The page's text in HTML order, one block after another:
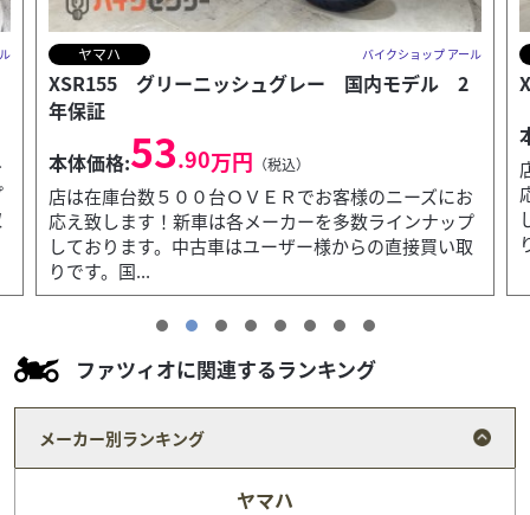
ヤマハ バイクショップ アール
XSR155 グリーニッシュグレー 国内モデル 2
年保証
本体価格:53.90万円 （税込）
店は在庫台数５００台ＯＶＥＲでお客様のニーズにお
応え致します！新車は各メーカーを多数ラインナップ
しております。中古車はユーザー様からの直接買い取
りです。国...
ファツィオに関連するランキング
メーカー別ランキング
ヤマハ